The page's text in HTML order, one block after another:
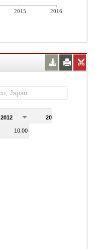
2015
2016
2012 2013
10.00